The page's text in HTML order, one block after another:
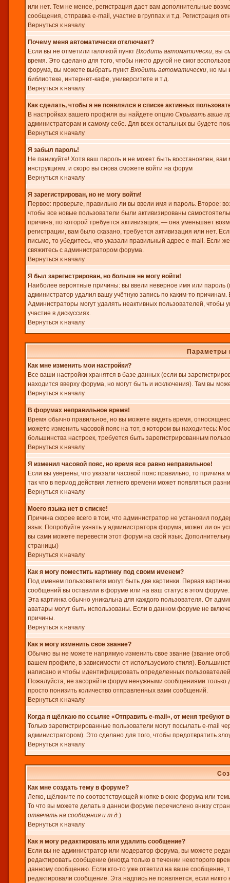
или нет. Тем не менее, регистрация дает вам дополнительные
сообщения, отправка e-mail, участие в группах и т.д. Регистрация
Вернуться к началу
Почему меня автоматически отключает?
Если вы не отметили галочкой пункт Входить автоматически, вы
время. Это сделано для того, чтобы никто другой не смог
форума, вы можете выбрать пункт Входить автоматически, но мы
библиотеке, интернет-кафе, университете и т.д.
Вернуться к началу
Как сделать, чтобы я не появлялся в списке активных
В настройках вашего профиля вы найдете опцию Скрывать ваше
администраторам и самому себе. Для всех остальных вы будете
Вернуться к началу
Я забыл пароль!
Не паникуйте! Хотя ваш пароль и не может быть восстановлен,
инструкциям, и скоро вы снова сможете войти на форум
Вернуться к началу
Я зарегистрирован, но не могу войти!
Первое: проверьте, правильно ли вы ввели имя и пароль. Второе:
чтобы все новые пользователи были активизированы
причина, по которой требуется активизация, — она уменьшает
регистрации, вам было сказано, требуется активизация или нет.
письмо, то убедитесь, что указали правильный адрес e-mail. Если
свяжитесь с администратором форума.
Вернуться к началу
Я был зарегистрирован, но больше не могу войти!
Наиболее вероятные причины: вы ввели неверное имя или пароль
администратор удалил вашу учётную запись по каким-то
Администраторы могут удалять неактивных пользователей,
участие в дискуссиях.
Вернуться к началу
Параметры
Как мне изменить мои настройки?
Все ваши настройки хранятся в базе данных (если вы
находится вверху форума, но могут быть и исключения). Там вы
Вернуться к началу
В форумах неправильное время!
Время обычно правильное, но вы можете видеть время,
можете изменить часовой пояс на тот, в котором вы находитесь:
большинства настроек, требуется быть зарегистрированным
Вернуться к началу
Я изменил часовой пояс, но время все равно неправильное!
Если вы уверены, что указали часовой пояс правильно, то
так что в период действия летнего времени может появляться
Вернуться к началу
Моего языка нет в списке!
Причина скорее всего в том, что администратор не установил
язык. Попробуйте узнать у администратора форума, может ли он
вы сами можете перевести этот форум на свой язык.
страницы)
Вернуться к началу
Как я могу поместить картинку под своим именем?
Под именем пользователя могут быть две картинки. Первая
сообщений вы оставили в форуме или на ваш статус в этом
Эта картинка обычно уникальна для каждого пользователя. От
аватары могут быть использованы. Если в данном форуме не
причины.
Вернуться к началу
Как я могу изменить свое звание?
Обычно вы не можете напрямую изменить свое звание (звание
вашем профиле, в зависимости от используемого стиля).
написано и чтобы идентифицировать определенных
Пожалуйста, не засоряйте форум ненужными сообщениями только
просто понизить количество отправленных вами сообщений.
Вернуться к началу
Когда я щёлкаю по ссылке «Отправить e-mail», от меня требуют
Только зарегистрированные пользователи могут посылать e-mail
администратором). Это сделано для того, чтобы предотвратить
Вернуться к началу
Как мне создать тему в форуме?
Легко, щёлкните по соответствующей кнопке в окне форума или
То что вы можете делать в данном форуме перечислено внизу
отвечать на сообщения и т.д.)
Вернуться к началу
Как я могу редактировать или удалить сообщение?
Если вы не администратор или модератор форума, вы можете
редактировать сообщение (иногда только в течении некоторого
данному сообщению. Если кто-то уже ответил на ваше сообщение,
редактировали сообщение. Эта надпись не появляется, если